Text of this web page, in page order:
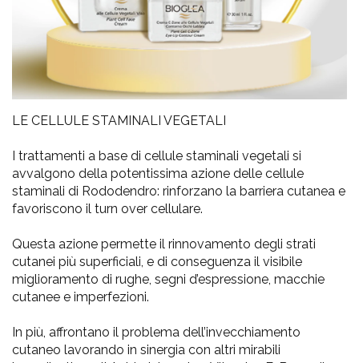
LE CELLULE STAMINALI VEGETALI
I trattamenti a base di cellule staminali vegetali si
avvalgono della potentissima azione delle cellule
staminali di Rododendro: rinforzano la barriera cutanea e
favoriscono il turn over cellulare.
Questa azione permette il rinnovamento degli strati
cutanei più superficiali, e di conseguenza il visibile
miglioramento di rughe, segni d’espressione, macchie
cutanee e imperfezioni.
In più, affrontano il problema dell’invecchiamento
cutaneo lavorando in sinergia con altri mirabili